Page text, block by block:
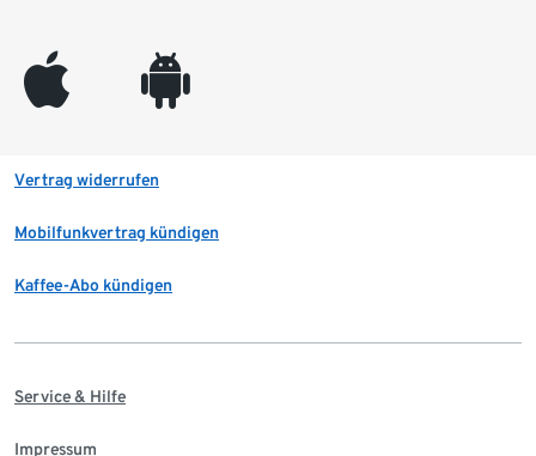
appleinc android
Vertrag widerrufen
Mobilfunkvertrag kündigen
Kaffee-Abo kündigen
Service & Hilfe
Impressum